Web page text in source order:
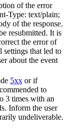
of the error
Type: text/plain;
of the response.
resubmitted. It is
the error of
settings that led to
about the event
5xx or if
to
3 times with an
Inform the user
undeliverable.